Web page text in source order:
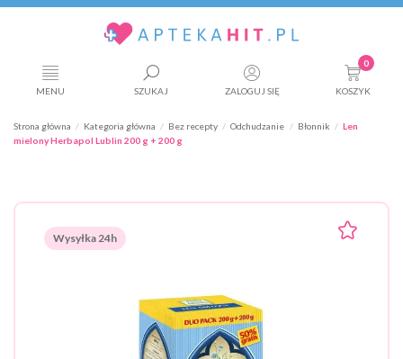
MENU SZUKAJ ZALOGUJ SIĘ
0
KOSZYK
Strona główna Kategoria główna Bez recepty Odchudzanie Błonnik
Len
mielony Herbapol Lublin 200 g + 200 g
Wysyłka 24h